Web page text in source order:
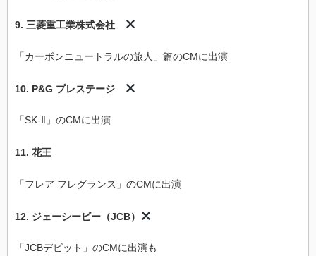
9. 三菱重工業株式会社
「カーボンニュートラルの旅人」篇のCMに出演
10. P&G プレステージ
「SK-Ⅱ」のCMに出演
11. 花王
「フレア フレグランス」のCMに出演
12. ジェーシービー（JCB）
「JCBデビット」のCMに出演も